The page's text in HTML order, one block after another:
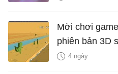
Mời chơi
phiên bản 3D
4 ngày